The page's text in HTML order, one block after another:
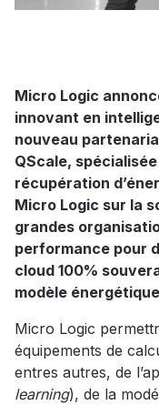
Micro Logic
innovant en
nouveau
QScale,
récupération
Micro Logic sur la
grandes
performance pour
cloud 100%
modèle
Micro Logic
équipements de
entres autres, de
learning), de la